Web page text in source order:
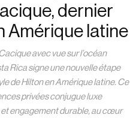
dernier
Amérique latine
avec vue sur l’océan
Rica signe une nouvelle étape
de Hilton en Amérique latine. Ce
privées conjugue luxe
engagement durable, au cœur